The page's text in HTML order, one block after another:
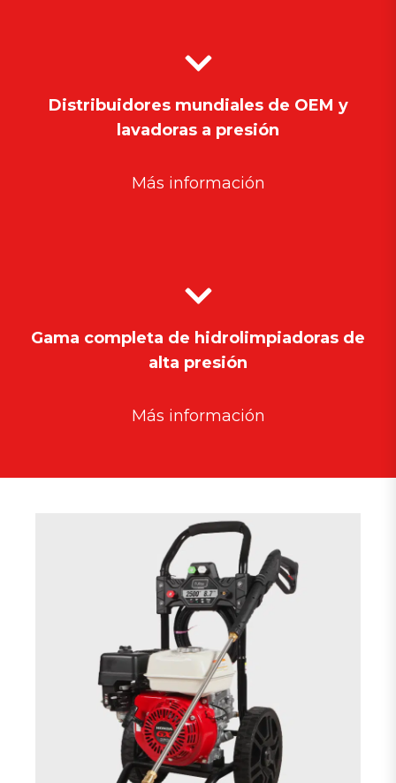
Distribuidores mundiales de OEM y
lavadoras a presión
Más información
Gama completa de hidrolimpiadoras de
alta presión
Más información